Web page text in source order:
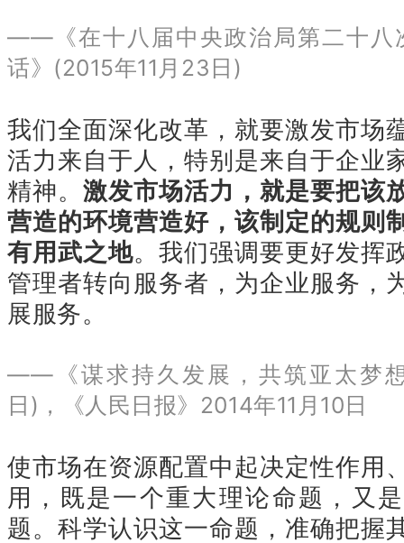
——《在十八届中央政治局第二十八
话》(2015年11月23日)
我们全面深化改革，就要激发市场
活力来自于人，特别是来自于企业
精神。激发市场活力，就是要把该
营造的环境营造好，该制定的规则
有用武之地。我们强调要更好发挥
管理者转向服务者，为企业服务，
展服务。
——《谋求持久发展，共筑亚太梦
日)，《人民日报》2014年11月10日
使市场在资源配置中起决定性作用
用，既是一个重大理论命题，又
题。科学认识这一命题，准确把握